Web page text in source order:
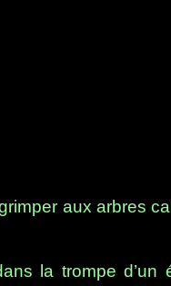
aux arbres
la trompe d’un